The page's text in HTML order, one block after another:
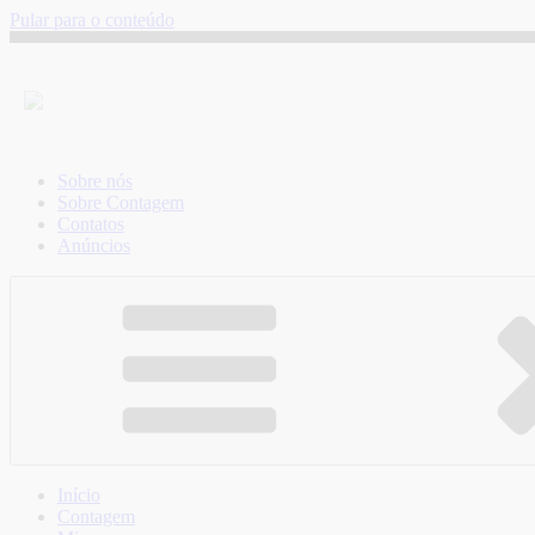
Pular para o conteúdo
Sobre nós
Sobre Contagem
Contatos
Anúncios
Início
Contagem